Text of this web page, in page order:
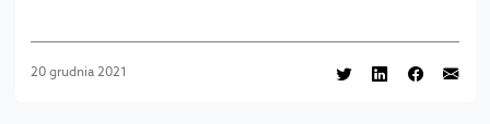
20 grudnia 2021